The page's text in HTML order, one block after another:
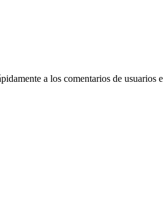
a los comentarios de usuarios